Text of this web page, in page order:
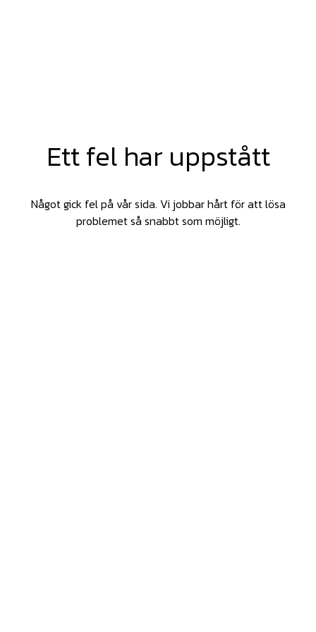
Ett fel har uppstått
Något gick fel på vår sida. Vi jobbar hårt för att lösa
problemet så snabbt som möjligt.